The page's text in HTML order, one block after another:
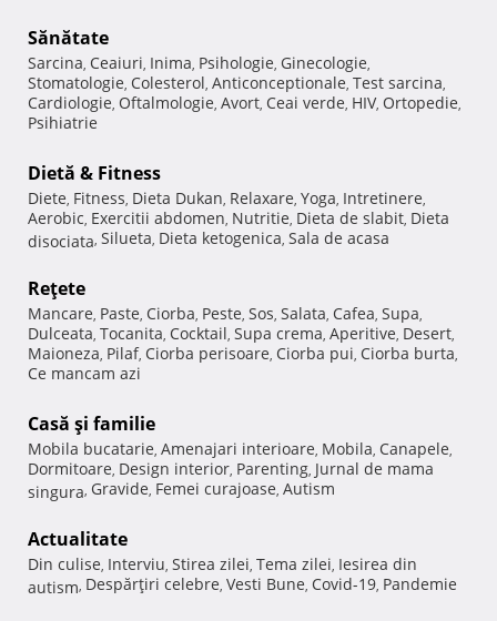
Sănătate
Sarcina, Ceaiuri, Inima, Psihologie, Ginecologie,
Stomatologie, Colesterol, Anticonceptionale, Test sarcina,
Cardiologie, Oftalmologie, Avort, Ceai verde, HIV, Ortopedie,
Psihiatrie
Dietă & Fitness
Diete, Fitness, Dieta Dukan, Relaxare, Yoga, Intretinere,
Aerobic, Exercitii abdomen, Nutritie, Dieta de slabit, Dieta
disociata, Silueta, Dieta ketogenica, Sala de acasa
Reţete
Mancare, Paste, Ciorba, Peste, Sos, Salata, Cafea, Supa,
Dulceata, Tocanita, Cocktail, Supa crema, Aperitive, Desert,
Maioneza, Pilaf, Ciorba perisoare, Ciorba pui, Ciorba burta,
Ce mancam azi
Casă şi familie
Mobila bucatarie, Amenajari interioare, Mobila, Canapele,
Dormitoare, Design interior, Parenting, Jurnal de mama
singura, Gravide, Femei curajoase, Autism
Actualitate
Din culise, Interviu, Stirea zilei, Tema zilei, Iesirea din
autism, Despărţiri celebre, Vesti Bune, Covid-19, Pandemie